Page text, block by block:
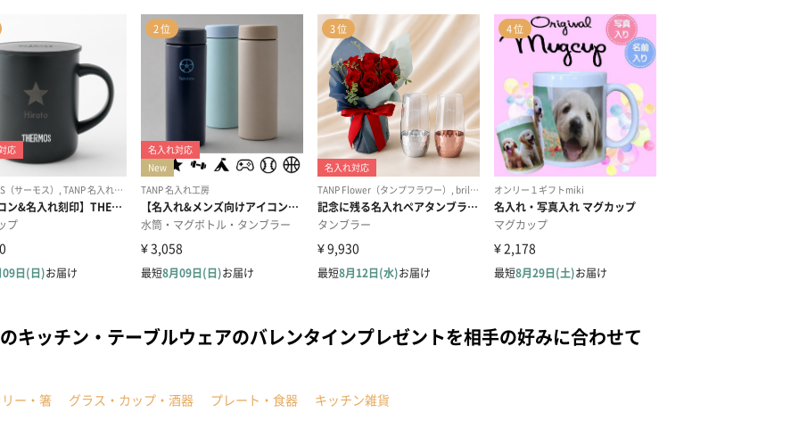
キッチン・テーブルウェアのバレンタインプレゼントを相手の好みに合わせて
ー・箸 グラス・カップ・酒器 プレート・食器 キッチン雑貨